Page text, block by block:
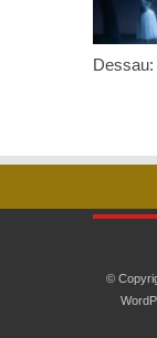
Dessau:
©